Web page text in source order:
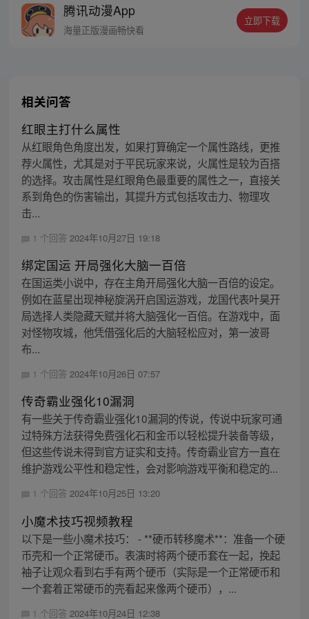
腾讯动漫App
海量正版漫画畅快看
立即下载
相关问答
红眼主打什么属性
从红眼角色角度出发，如果打算确定一个属性路线，更推
荐火属性，尤其是对于平民玩家来说，火属性是较为百搭
的选择。攻击属性是红眼角色最重要的属性之一，直接关
系到角色的伤害输出，其提升方式包括攻击力、物理攻
击...
1 个回答 2024年10月27日 19:18
绑定国运 开局强化大脑一百倍
在国运类小说中，存在主角开局强化大脑一百倍的设定。
例如在蓝星出现神秘旋涡开启国运游戏，龙国代表叶昊开
局选择人类隐藏天赋并将大脑强化一百倍。在游戏中，面
对怪物攻城，他凭借强化后的大脑轻松应对，第一波哥
布...
1 个回答 2024年10月26日 07:57
传奇霸业强化10漏洞
有一些关于传奇霸业强化10漏洞的传说，传说中玩家可通
过特殊方法获得免费强化石和金币以轻松提升装备等级，
但这些传说未得到官方证实和支持。传奇霸业官方一直在
维护游戏公平性和稳定性，会对影响游戏平衡和稳定的...
1 个回答 2024年10月25日 13:20
小魔术技巧视频教程
以下是一些小魔术技巧： - **硬币转移魔术**：准备一个硬
币壳和一个正常硬币。表演时将两个硬币套在一起，挽起
袖子让观众看到右手有两个硬币（实际是一个正常硬币和
一个套着正常硬币的壳看起来像两个硬币），...
1 个回答 2024年10月24日 12:38